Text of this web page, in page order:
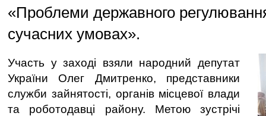
«Проблеми державного
сучасних умовах».
Участь у заході взяли народний депутат
України Олег Дмитренко, представники
служби зайнятості, органів місцевої влади
та роботодавці району. Метою зустрічі